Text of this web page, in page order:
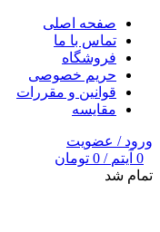
صفحه اصلی
تماس با ما
فروشگاه
حریم خصوصی
قوانین و مقررات
مقایسه
ورود / عضویت
0 آیتم /
0 تومان
تمام شد